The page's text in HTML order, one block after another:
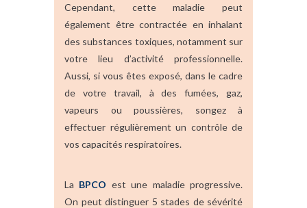
Cependant, cette maladie peut
également être contractée en inhalant
des substances toxiques, notamment sur
votre lieu d’activité professionnelle.
Aussi, si vous êtes exposé, dans le cadre
de votre travail, à des fumées, gaz,
vapeurs ou poussières, songez à
effectuer régulièrement un contrôle de
vos capacités respiratoires.
La BPCO est une maladie progressive.
On peut distinguer 5 stades de sévérité